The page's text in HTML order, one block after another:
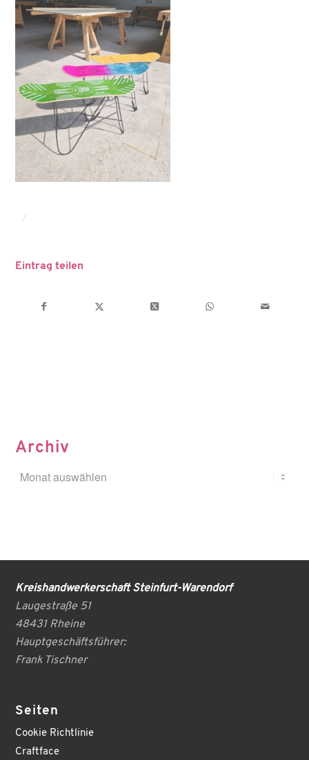
/
Eintrag teilen
Archiv
Kreishandwerkerschaft Steinfurt-Warendorf
Laugestraße 51
48431 Rheine
Hauptgeschäftsführer:
Frank Tischner
Seiten
Cookie Richtlinie
Craftface